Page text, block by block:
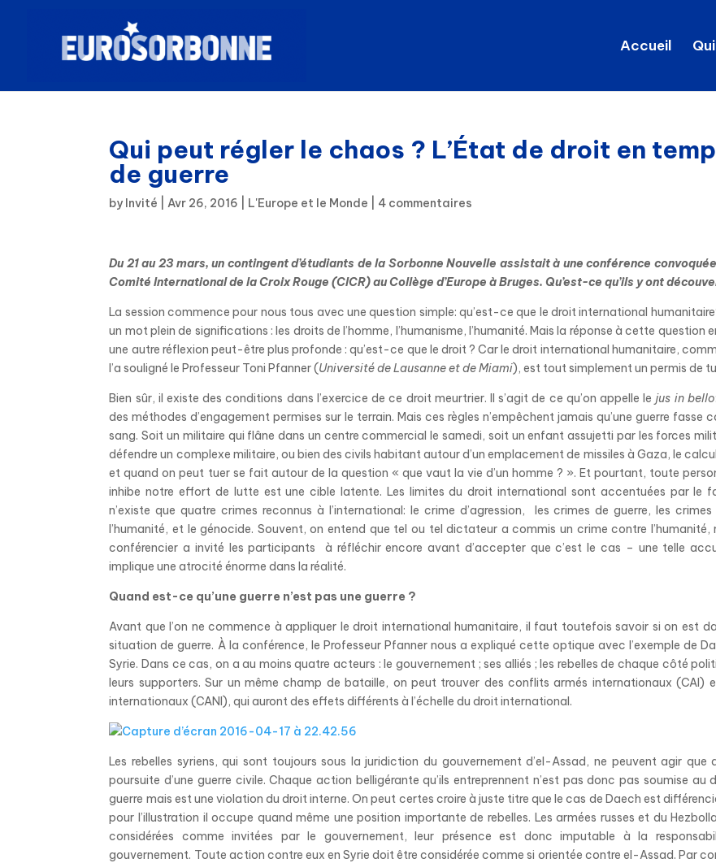
Accueil
Qui peut régler le chaos ? L’État de droit en
de guerre
by Invité |Avr 26, 2016 L'Europe et le Monde 4 commentaires
Du 21 au 23 mars, un contingent d’étudiants de la Sorbonne Nouvelle assistait à une conférence
Comité International de la Croix Rouge (CICR) au Collège d’Europe à Bruges. Qu’est-ce qu’ils yont
La session commence pour nous tous avec une question simple: qu’est-ce que le droit international
un mot plein de significations : les droits de l’homme, l’humanisme, l’humanité. Mais la réponse à cette question
une autre réflexion peut-être plus profonde : qu’est-ce que le droit ? Car le droit international humanitaire,
l’a souligné le Professeur Toni Pfanner (Université de Lausanne et de Miami), est tout simplement un permis de
Bien sûr, il existe des conditions dans l’exercice de ce droit meurtrier. Il s’agit de ce qu’on appelle le jus in bello
des méthodes d’engagement permises sur le terrain. Mais ces règles n’empêchent jamais qu’une guerre fasse
sang. Soit un militaire qui flâne dans un centre commercial le samedi, soit un enfant assujetti par les forces
défendre un complexe militaire, ou bien des civils habitant autour d’un emplacement de missiles à Gaza, le
et quand on peut tuer se fait autour de la question « que vaut la vie d’un homme ? ». Et pourtant, toute
inhibe notre effort de lutte est une cible latente. Les limites du droit international sont accentuées par le
n’existe que quatre crimes reconnus à l’international: le crime d’agression, les crimes de guerre, les
l’humanité, et le génocide. Souvent, on entend que tel ou tel dictateur a commis un crime contre l’humanité,
conférencier a invité les participants à réfléchir encore avant d’accepter que c’est le cas – une telle
implique une atrocité énorme dans la réalité.
Quand est-ce qu’une guerre n’est pas une guerre ?
Avant que l’on ne commence à appliquer le droit international humanitaire, il faut toutefois savoir si on est
situation de guerre. À la conférence, le Professeur Pfanner nous a expliqué cette optique avec l’exemple de
Syrie. Dans ce cas, on a au moins quatre acteurs : le gouvernement ; ses alliés ; les rebelles de chaque côté
leurs supporters. Sur un même champ de bataille, on peut trouver des conflits armés internationaux (CAI)
internationaux (CANI), qui auront deseffetsdifférents à l’échelle du droit international.
Les rebelles syriens, qui sont toujours sous la juridiction du gouvernement d’el-Assad, ne peuvent agir que
poursuite d’une guerre civile. Chaque action belligérante qu’ils entreprennent n’est pas donc pas soumise au
guerre mais est une violation du droit interne. On peut certes croire à juste titre que le cas de Daech est
pour l’illustration il occupe quand même une position importante de rebelles. Les armées russes et du
considérées comme invitées par le gouvernement, leur présence est donc imputable à la
gouvernement. Toute action contre eux en Syrie doit être considérée comme si orientée contre el-Assad. Par